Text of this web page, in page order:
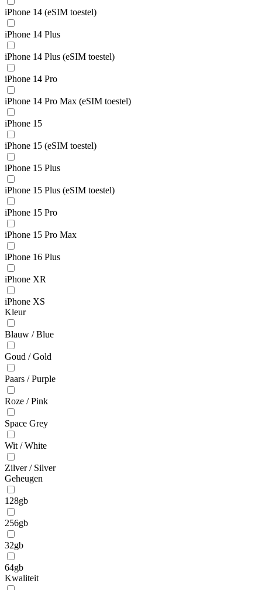
iPhone 14 (eSIM toestel)
iPhone 14 Plus
iPhone 14 Plus (eSIM toestel)
iPhone 14 Pro
iPhone 14 Pro Max (eSIM toestel)
iPhone 15
iPhone 15 (eSIM toestel)
iPhone 15 Plus
iPhone 15 Plus (eSIM toestel)
iPhone 15 Pro
iPhone 15 Pro Max
iPhone 16 Plus
iPhone XR
iPhone XS
Kleur
Blauw / Blue
Goud / Gold
Paars / Purple
Roze / Pink
Space Grey
Wit / White
Zilver / Silver
Geheugen
128gb
256gb
32gb
64gb
Kwaliteit